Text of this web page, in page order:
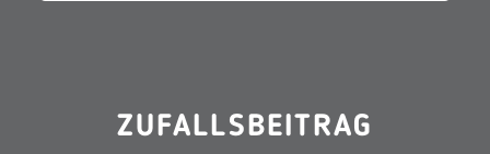
ZUFALLSBEITRAG